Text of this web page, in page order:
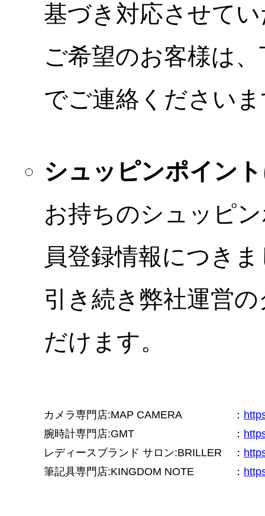
基づき対応させて
ご希望のお客様は
でご連絡ください
シュッピンポイン
お持ちのシュッピ
員登録情報につき
引き続き弊社運営
だけます。
カメラ専門店:MAP CAMERA ：
腕時計専門店:GMT
：
レディースブランド サロン:BRILLER
：
筆記具専門店:KINGDOM NOTE
：